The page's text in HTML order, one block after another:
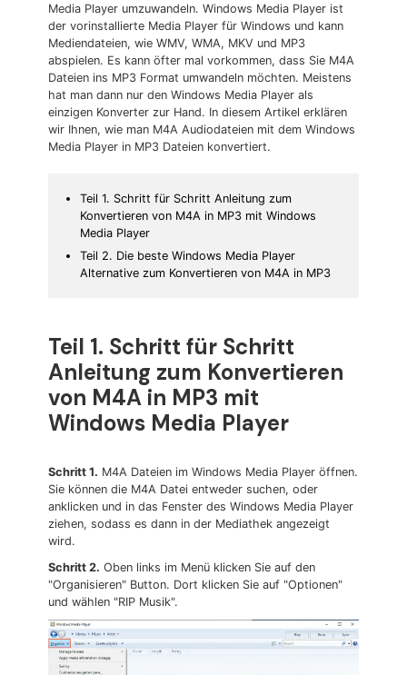
Media Player umzuwandeln. Windows Media Player ist
der vorinstallierte Media Player für Windows und kann
Mediendateien, wie WMV, WMA, MKV und MP3
abspielen. Es kann öfter mal vorkommen, dass Sie M4A
Dateien ins MP3 Format umwandeln möchten. Meistens
hat man dann nur den Windows Media Player als
einzigen Konverter zur Hand. In diesem Artikel erklären
wir Ihnen, wie man M4A Audiodateien mit dem Windows
Media Player in MP3 Dateien konvertiert.
Teil 1. Schritt für Schritt Anleitung zum
Konvertieren von M4A in MP3 mit Windows
Media Player
Teil 2. Die beste Windows Media Player
Alternative zum Konvertieren von M4A in MP3
Teil 1. Schritt für Schritt
Anleitung zum Konvertieren
von M4A in MP3 mit
Windows Media Player
Schritt 1. M4A Dateien im Windows Media Player öffnen.
Sie können die M4A Datei entweder suchen, oder
anklicken und in das Fenster des Windows Media Player
ziehen, sodass es dann in der Mediathek angezeigt
wird.
Schritt 2. Oben links im Menü klicken Sie auf den
"Organisieren" Button. Dort klicken Sie auf "Optionen"
und wählen "RIP Musik".